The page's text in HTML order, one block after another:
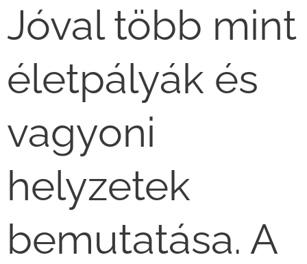
Jóval több mint
életpályák és
vagyoni
helyzetek
bemutatása. A